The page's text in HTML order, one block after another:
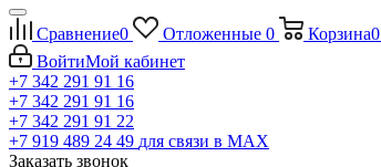
Сравнение0 Отложенные 0 Корзина0
ВойтиМой кабинет
+7 342 291 91 16
+7 342 291 91 16
+7 342 291 91 22
+7 919 489 24 49 для связи в МАХ
Заказать звонок